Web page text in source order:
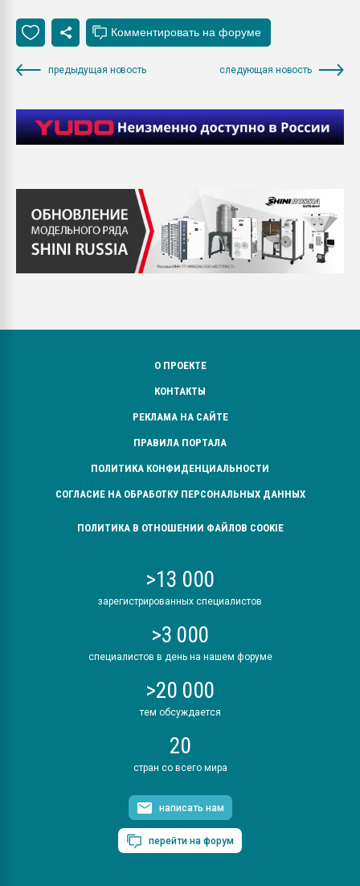
предыдущая новость следующая новость
О ПРОЕКТЕ
КОНТАКТЫ
РЕКЛАМА НА САЙТЕ
ПРАВИЛА ПОРТАЛА
ПОЛИТИКА КОНФИДЕНЦИАЛЬНОСТИ
СОГЛАСИЕ НА ОБРАБОТКУ ПЕРСОНАЛЬНЫХ ДАННЫХ
ПОЛИТИКА В ОТНОШЕНИИ ФАЙЛОВ COOKIE
>13 000
зарегистрированных специалистов
>3 000
специалистов в день на нашем форуме
>20 000
тем обсуждается
20
стран со всего мира
написать нам
перейти на форум